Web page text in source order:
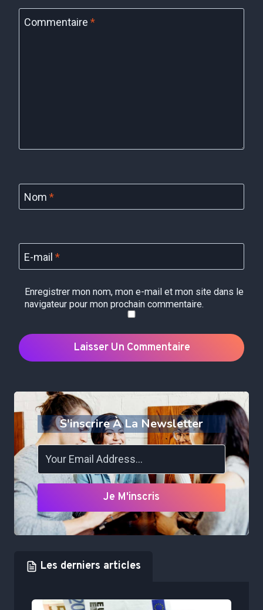
Commentaire *
Nom *
E-mail *
Enregistrer mon nom, mon e-mail et mon site dans le
navigateur pour mon prochain commentaire.
S'inscrire À La Newsletter
Je M'inscris
Les derniers articles